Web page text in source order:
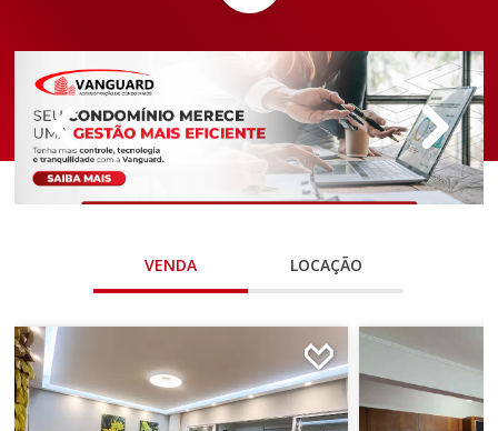
VENDA LOCAÇÃO